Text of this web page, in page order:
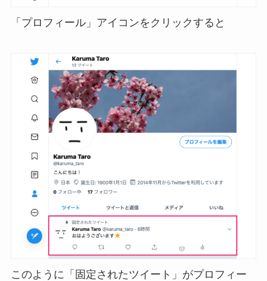
「プロフィール」アイコンをクリックすると
このように「固定されたツイート」がプロフィー